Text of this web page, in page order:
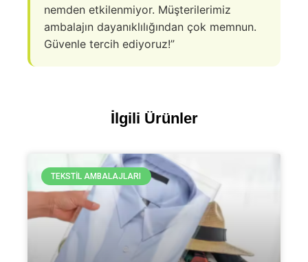
nemden etkilenmiyor. Müşterilerimiz
ambalajın dayanıklılığından çok memnun.
Güvenle tercih ediyoruz!”
İlgili Ürünler
TEKSTIL AMBALAJLARI